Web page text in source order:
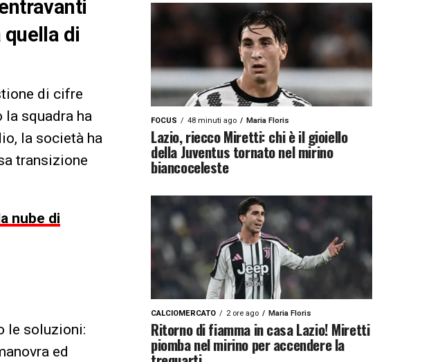
quella di
di cifre
la squadra ha
la società ha
transizione
nube di
le soluzioni:
ed
FOCUS 48 minuti ago Maria Floris
Lazio, riecco Miretti: chi è il gioiello
della Juventus tornato nel mirino
biancoceleste
CALCIOMERCATO 2 ore ago Maria Floris
Ritorno di fiamma in casa Lazio! Miretti
piomba nel mirino per accendere la